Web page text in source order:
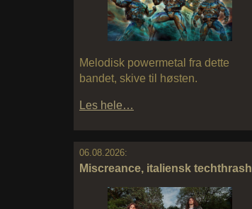
Melodisk powermetal fra dette
bandet, skive til høsten.
Les hele…
06.08.2026:
Miscreance, italiensk techthrash